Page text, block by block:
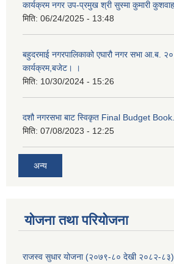
कार्यक्रम नगर उप-प्रमुख श्री सुस्मा कुमारी
मिति: 06/24/2025 - 13:48
बहुदरमाई नगरपालिकाको एघारौ नगर सभा आ.ब.
कार्यक्रम,बजेट। ।
मिति: 10/30/2024 - 15:26
दशौ नगरसभा बाट स्विकृत Final Budget
मिति: 07/08/2023 - 12:25
अन्य
योजना तथा परियोजना
राजस्व सुधार योजना (२०७९-८० देखी २०८२-८३)